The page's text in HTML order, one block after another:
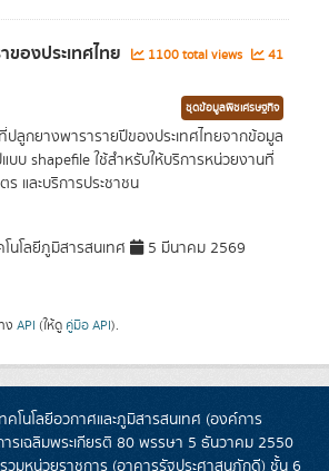
องประเทศไทย 1100 total views
41
ชุดข้อมูลพืชเศรษฐกิจ
ลูกยางพารารายปีของประเทศไทยจากข้อมูล
บบ shapefile ใช้สำหรับให้บริการหน่วยงานที่
ร และบริการประชาชน
นโลยีภูมิสารสนเทศ 5 มีนาคม 2569
ง API (ให้ดู คู่มือ API).
โนโลยีอวกาศและภูมิสารสนเทศ (องค์การ
รเฉลิมพระเกียรติ 80 พรรษา 5 ธันวาคม 2550